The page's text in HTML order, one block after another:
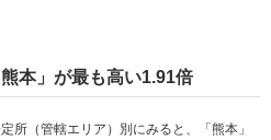
本」が最も高い1.91倍
所（管轄エリア）別にみると、「熊本」